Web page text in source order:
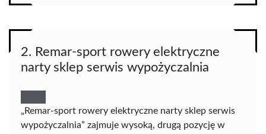
2. Remar-sport rowery elektryczne
narty sklep serwis wypożyczalnia
„Remar-sport rowery elektryczne narty sklep serwis
wypożyczalnia” zajmuje wysoką, drugą pozycję w